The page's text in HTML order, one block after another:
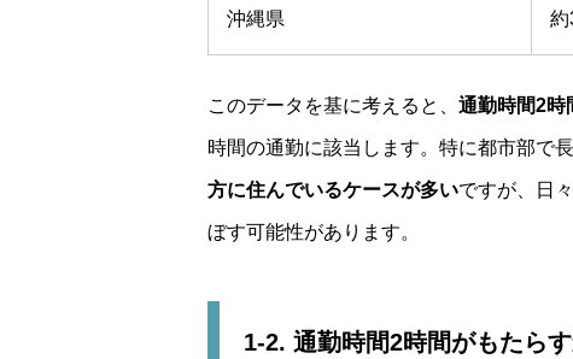
沖縄県 約
このデータを基に考えると、 通勤時間2時
時間の通勤に該当します。特に都市部で
方に住んでいるケースが多いですが、日
ぼす可能性があります。
1-2. 通勤時間2時間がもたら